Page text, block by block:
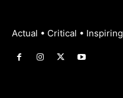
Actual • Critical • Inspiring